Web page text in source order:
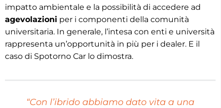
impatto ambientale e la possibilità di accedere ad
agevolazioni per i componenti della comunità
universitaria. In generale, l’intesa con enti e università
rappresenta un’opportunità in più per i dealer. E il
caso di Spotorno Car lo dimostra.
“Con l’ibrido abbiamo dato vita a una